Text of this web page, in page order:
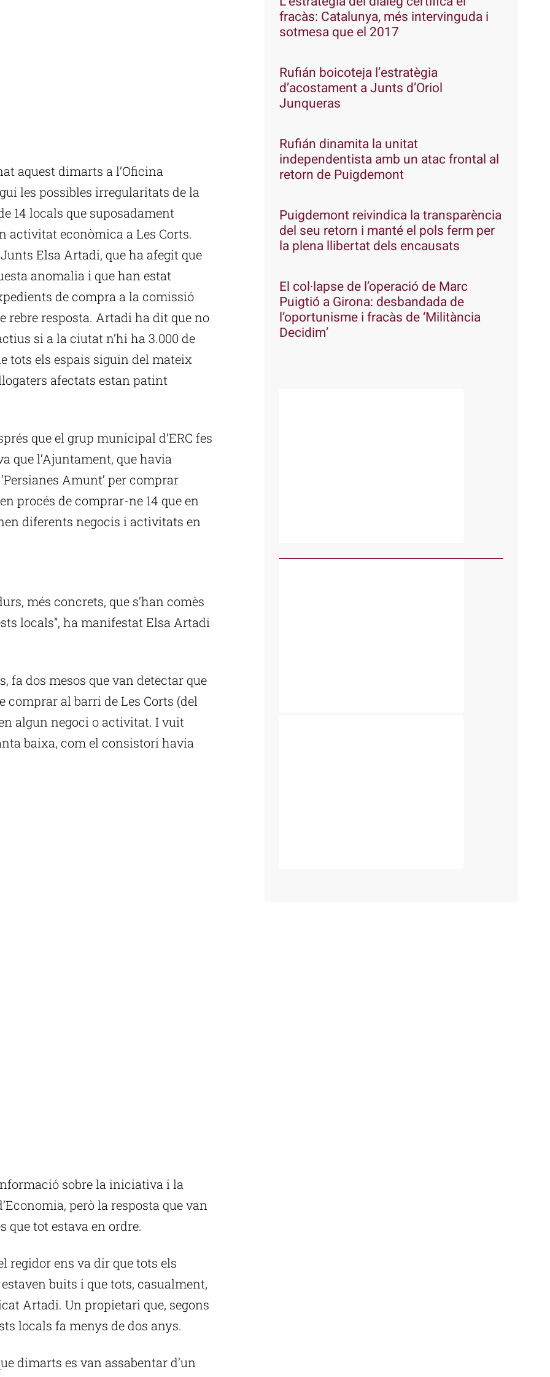
aquest dimarts a l’Oficina
les possibles irregularitats de la
14 locals que suposadament
activitat econòmica a Les Corts.
Elsa Artadi, que ha afegit que
anomalia i que han estat
de compra a la comissió
rebre resposta. Artadi ha dit que no
si a la ciutat n’hi ha 3.000 de
tots els espais siguin del mateix
afectats estan patint
que el grup municipal d’ERC fes
que l’Ajuntament, que havia
Amunt’ per comprar
procés de comprar-ne 14 que en
diferents negocis i activitats en
més concrets, que s’han comès
locals”, ha manifestat Elsa Artadi
fa dos mesos que van detectar que
comprar al barri de Les Corts (del
algun negoci o activitat. I vuit
baixa, com el consistori havia
sobre la iniciativa i la
però la resposta que van
que tot estava en ordre.
regidor ens va dir que tots els
buits i que tots, casualment,
Artadi. Un propietari que, segons
locals fa menys de dos anys.
dimarts es van assabentar d’un
fracàs: Catalunya, més intervinguda i
sotmesa que el 2017
Rufián boicoteja l’estratègia
d’acostament a Junts d’Oriol
Junqueras
Rufián dinamita la unitat
independentista amb un atac frontal al
retorn de Puigdemont
Puigdemont reivindica la transparència
del seu retorn i manté el pols ferm per
la plena llibertat dels encausats
El col·lapse de l’operació de Marc
Puigtió a Girona: desbandada de
l’oportunisme i fracàs de ‘Militància
Decidim’